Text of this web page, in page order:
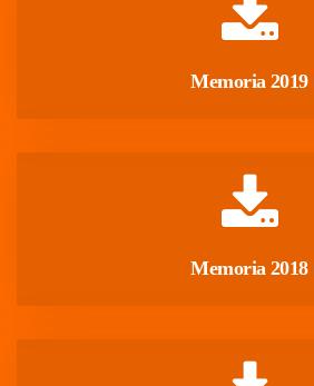
Memoria 2019
Memoria 2018